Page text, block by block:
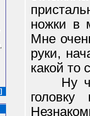
ножки в
Мне
руки,
какой то
Ну